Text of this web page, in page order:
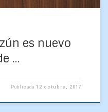
es nuevo
…
Publicada12 octubre, 2017